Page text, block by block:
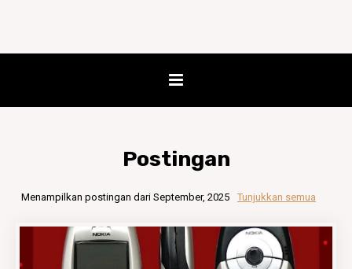
Postingan
Menampilkan postingan dari September, 2025 Tunjukkan semua